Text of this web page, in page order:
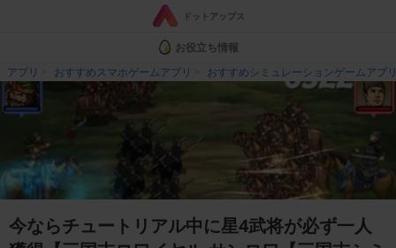
ドットアップス
お役立ち情報
アプリ
おすすめスマホゲームアプリ おすすめシミュレーションゲームアプ
今ならチュートリアル中に星4武将が必ず一人